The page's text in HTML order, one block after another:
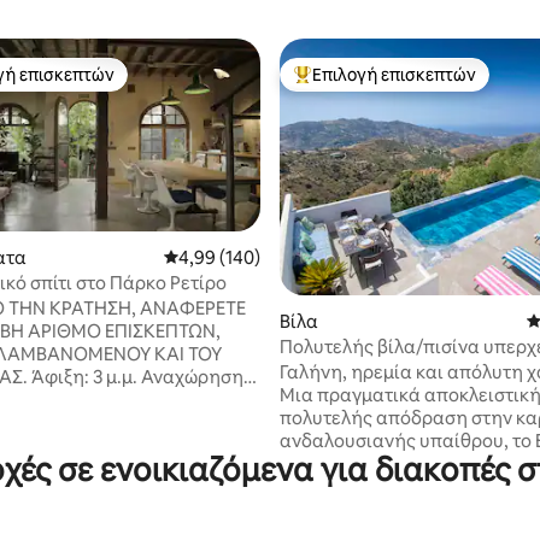
5, 64 κριτικές
επιλογή επισκεπτών
επισκεπτών
Μέση βαθμολογία: 4,99 στα 5, 140 κριτικές
4,99 (140)
σπίτι στο Πάρκο Ρετίρο
ΤΗΝ ΚΡΑΤΗΣΗ, ΑΝΑΦΕΡΕΤΕ
ΑΡΙΘΜΟ ΕΠΙΣΚΕΠΤΩΝ,
ΚΑΙ ΤΟΥ
ΚΑΝΆΛΙΑ
VLOGS κ.λπ. ΒΑΣΙΚΆ
Κορυφαία επιλογή επισκεπτών
Επιλογή επισκεπτών
Βίλα
Πολυτελής βίλα/πισίνα
θέα στη θάλασσα/τζακούζι
Γαλήνη, ηρεμία και απόλυτη
Μια πραγματικά
πολυτελής απόδραση στην
ανδαλουσιανής υπαίθρου, το
είναι ένα αυθεντικό
έχει ανακαινίστηκε με αγάπη
σε ενοικιαζόμενα για διακοπές